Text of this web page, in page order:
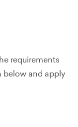
requirements
below and apply